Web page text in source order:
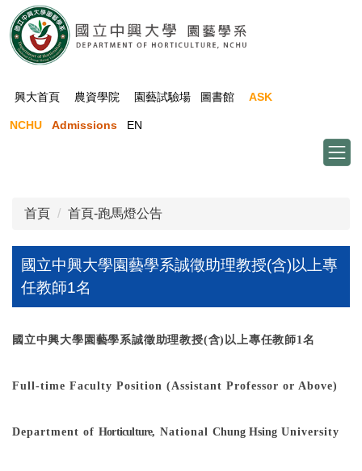
跳
到
主
內
區
興大首頁 農資學院 園藝試驗場 圖書館 ASK
NCHU Admissions EN
首頁 首頁-跑馬燈公告
國立中興大學園藝學系誠徵助理教授(含)以上專
任教師1名
國立中興大學園藝學系誠徵助理教授(含) 以上專任教師1名
Full-time Faculty Position (Assistant Professor or Above)
Department of Horticulture, NationalChung Hsing University